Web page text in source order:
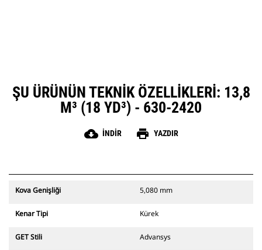
ŞU ÜRÜNÜN TEKNIK ÖZELLIKLERI: 13,8
M³ (18 YD³) - 630-2420
cloud_download İNDIR print YAZDIR
Kova Genişliği 5,080 mm
Kenar Tipi Kürek
GET Stili Advansys